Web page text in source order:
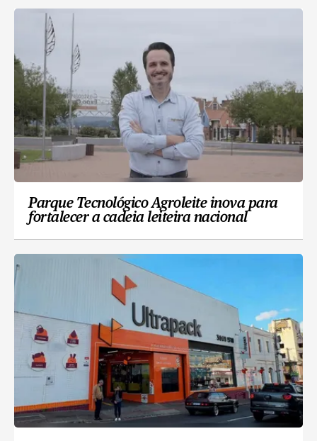
Parque Tecnológico Agroleite inova para
fortalecer a cadeia leiteira nacional